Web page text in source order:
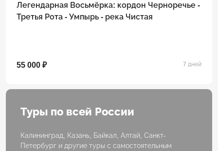
Легендарная Восьмёрка: кордон Черноречье -
Третья Рота - Умпырь - река Чистая
55 000 ₽ 7 дней
Туры по всей России
Калининград, Казань, Байкал, Алтай, Санкт-
Петербург и другие туры с самостоятельным